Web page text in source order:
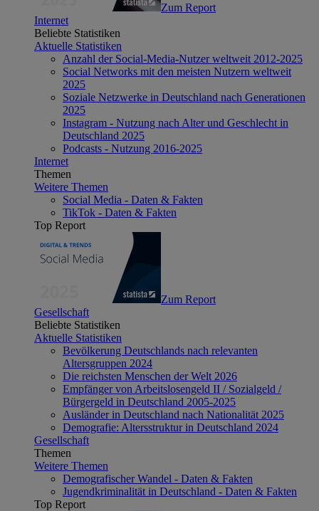
Zum Report
Internet
Beliebte Statistiken
Aktuelle Statistiken
Anzahl der Social-Media-Nutzer weltweit 2012-2025
Social Networks mit den meisten Nutzern weltweit
2025
Soziale Netzwerke in Deutschland nach Generationen
2025
Instagram - Nutzung nach Alter und Geschlecht in
Deutschland 2025
Podcasts - Nutzung 2016-2025
Internet
Themen
Weitere Themen
Social Media - Daten & Fakten
TikTok - Daten & Fakten
Top Report
Zum Report
Gesellschaft
Beliebte Statistiken
Aktuelle Statistiken
Bevölkerung Deutschlands nach relevanten
Altersgruppen 2024
Die reichsten Menschen der Welt 2026
Empfänger von Arbeitslosengeld II / Sozialgeld /
Bürgergeld in Deutschland 2005-2025
Ausländer in Deutschland nach Nationalität 2025
Demografie: Altersstruktur in Deutschland 2024
Gesellschaft
Themen
Weitere Themen
Demografischer Wandel - Daten & Fakten
Jugendkriminalität in Deutschland - Daten & Fakten
Top Report